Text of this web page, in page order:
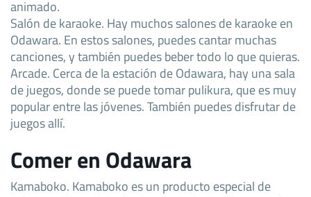
animado.
Salón de karaoke. Hay muchos salones de karaoke en
Odawara. En estos salones, puedes cantar muchas
canciones, y también puedes beber todo lo que quieras.
Arcade. Cerca de la estación de Odawara, hay una sala
de juegos, donde se puede tomar pulikura, que es muy
popular entre las jóvenes. También puedes disfrutar de
juegos allí.
Comer en Odawara
Kamaboko. Kamaboko es un producto especial de